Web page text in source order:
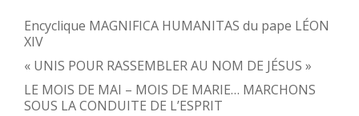
Encyclique MAGNIFICA HUMANITAS du pape LÉON
XIV
« UNIS POUR RASSEMBLER AU NOM DE JÉSUS »
LE MOIS DE MAI – MOIS DE MARIE… MARCHONS
SOUS LA CONDUITE DE L’ESPRIT